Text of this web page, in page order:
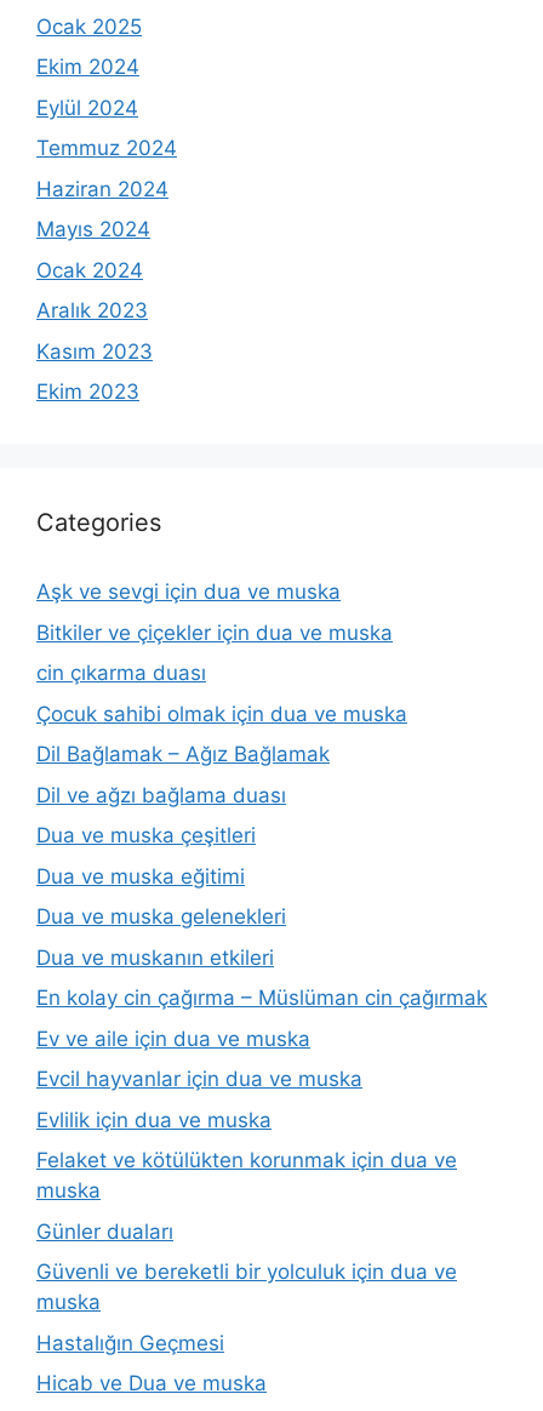
Ocak 2025
Ekim 2024
Eylül 2024
Temmuz 2024
Haziran 2024
Mayıs 2024
Ocak 2024
Aralık 2023
Kasım 2023
Ekim 2023
Categories
Aşk ve sevgi için dua ve muska
Bitkiler ve çiçekler için dua ve muska
cin çıkarma duası
Çocuk sahibi olmak için dua ve muska
Dil Bağlamak – Ağız Bağlamak
Dil ve ağzı bağlama duası
Dua ve muska çeşitleri
Dua ve muska eğitimi
Dua ve muska gelenekleri
Dua ve muskanın etkileri
En kolay cin çağırma – Müslüman cin çağırmak
Ev ve aile için dua ve muska
Evcil hayvanlar için dua ve muska
Evlilik için dua ve muska
Felaket ve kötülükten korunmak için dua ve
muska
Günler duaları
Güvenli ve bereketli bir yolculuk için dua ve
muska
Hastalığın Geçmesi
Hicab ve Dua ve muska